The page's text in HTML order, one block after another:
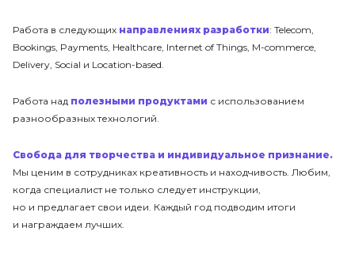
Работа в следующих направлениях разработки: Telecom,
Bookings, Payments, Healthcare, Internet of Things, M-commerce,
Delivery, Social и Location-based.
Работа над полезными продуктами с использованием
разнообразных технологий.
Свобода для творчества и индивидуальное признание.
Мы ценим в сотрудниках креативность и находчивость. Любим,
когда специалист не только следует инструкции,
но и предлагает свои идеи. Каждый год подводим итоги
и награждаем лучших.